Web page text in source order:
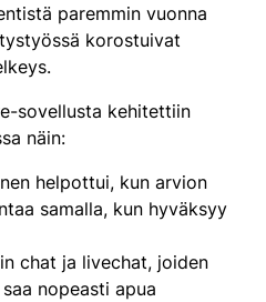
paremmin vuonna
korostuivat
sovellusta kehitettiin
näin:
helpottui, kun arvion
samalla, kun hyväksyy
chat ja livechat, joiden
nopeasti apua